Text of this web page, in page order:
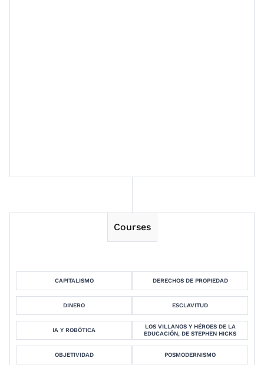
Courses
CAPITALISMO DERECHOS DE PROPIEDAD
DINERO ESCLAVITUD
IA Y ROBÓTICA
LOS VILLANOS Y HÉROES DE LA
EDUCACIÓN, DE STEPHEN HICKS
OBJETIVIDAD POSMODERNISMO